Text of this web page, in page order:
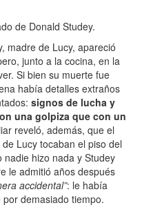
de Donald Studey.
madre de Lucy, apareció
junto a la cocina, en la
Si bien su muerte fue
había detalles extraños
signos de lucha y
una golpiza que con un
reveló, además, que el
Lucy tocaban el piso del
hizo nada y Studey
le admitió años después
accidental”: le había
demasiado tiempo.